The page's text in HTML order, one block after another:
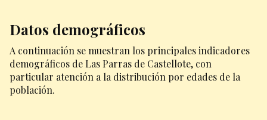
Datos demográficos
A continuación se muestran los principales indicadores
demográficos de Las Parras de Castellote, con
particular atención a la distribución por edades de la
población.